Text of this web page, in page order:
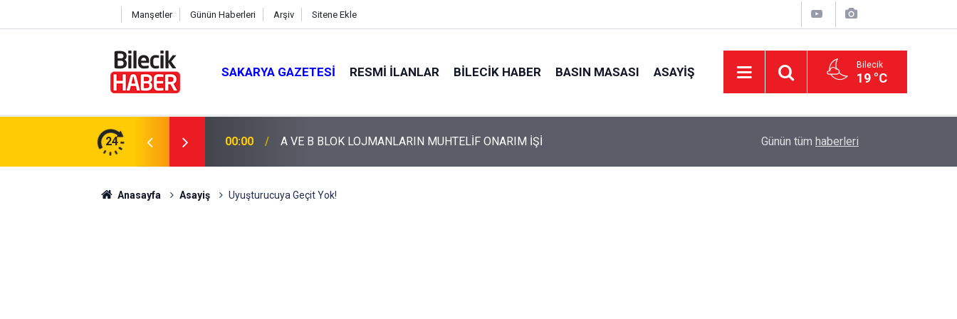
Manşetler Günün Haberleri Arşiv Sitene Ekle
SAKARYA GAZETESI RESMI İLANLAR BILECIK HABER BASIN MASASI ASAYIŞ Bilecik
19 °C
24 00:00 A VE B BLOK LOJMANLARIN MUHTELİF ONARIM İŞİ CHP Genel Başkan Yardımcısı Erbay:
Günün tüm haberleri
Anasayfa Asayiş Uyuşturucuya Geçit Yok!